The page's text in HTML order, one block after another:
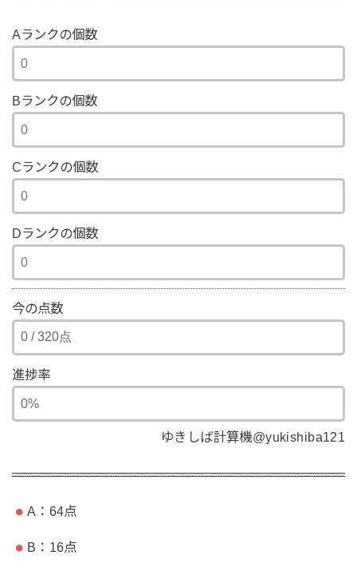
Aランクの個数
Bランクの個数
Cランクの個数
Dランクの個数
今の点数
進捗率
ゆきしば計算機@yukishiba121
A：64点
B：16点